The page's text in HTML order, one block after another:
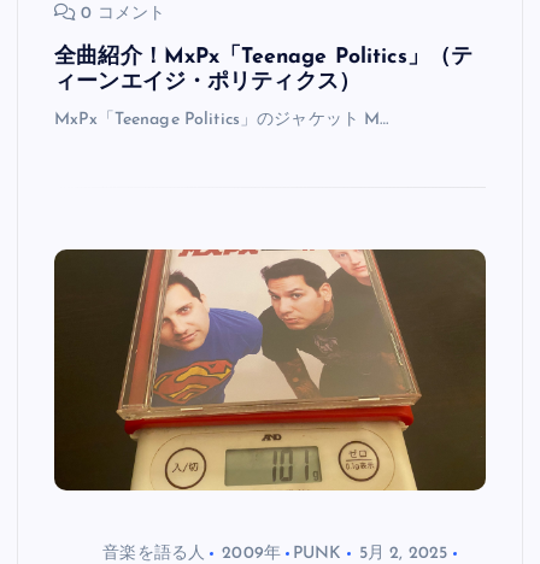
0 コメント
全曲紹介！MxPx「Teenage Politics」（テ
ィーンエイジ・ポリティクス）
MxPx「Teenage Politics」のジャケット M…
音楽を語る人 2009年 PUNK 5月 2, 2025